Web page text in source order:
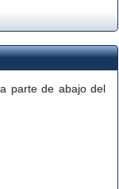
parte de abajo del